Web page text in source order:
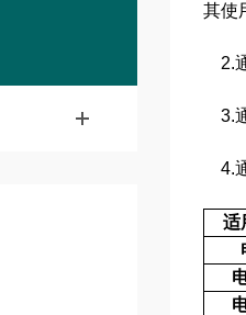
其使
2.
3.
4.
适